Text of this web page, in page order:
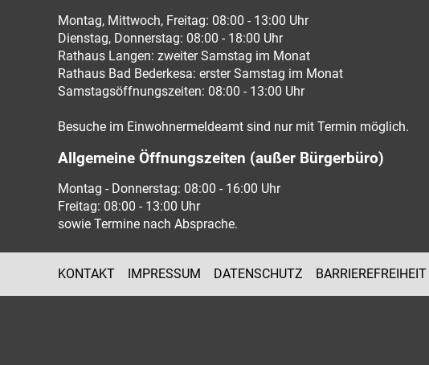
Montag, Mittwoch, Freitag: 08:00 - 13:00 Uhr
Dienstag, Donnerstag: 08:00 - 18:00 Uhr
Rathaus Langen: zweiter Samstag im Monat
Rathaus Bad Bederkesa: erster Samstag im Monat
Samstagsöffnungszeiten: 08:00 - 13:00 Uhr
Besuche im Einwohnermeldeamt sind nur mit Termin möglich.
Allgemeine Öffnungszeiten (außer Bürgerbüro)
Montag - Donnerstag: 08:00 - 16:00 Uhr
Freitag: 08:00 - 13:00 Uhr
sowie Termine nach Absprache.
KONTAKT IMPRESSUM DATENSCHUTZ BARRIEREFREIHEIT